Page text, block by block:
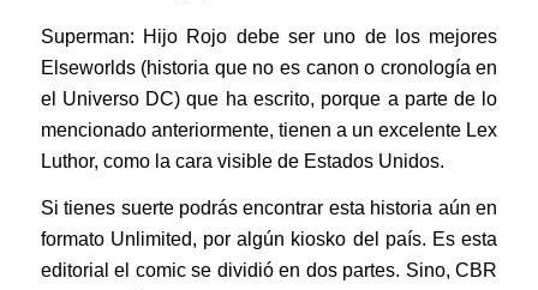
Superman: Hijo Rojo debe ser uno de los mejores
Elseworlds (historia que no es canon o cronología en
el Universo DC) que ha escrito, porque a parte de lo
mencionado anteriormente, tienen a un excelente Lex
Luthor, como la cara visible de Estados Unidos.
Si tienes suerte podrás encontrar esta historia aún en
formato Unlimited, por algún kiosko del país. Es esta
editorial el comic se dividió en dos partes. Sino, CBR